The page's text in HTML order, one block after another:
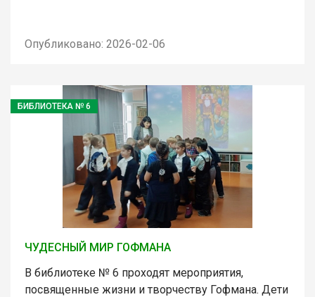
Опубликовано: 2026-02-06
БИБЛИОТЕКА № 6
ЧУДЕСНЫЙ МИР ГОФМАНА
В библиотеке № 6 проходят мероприятия,
посвященные жизни и творчеству Гофмана. Дети